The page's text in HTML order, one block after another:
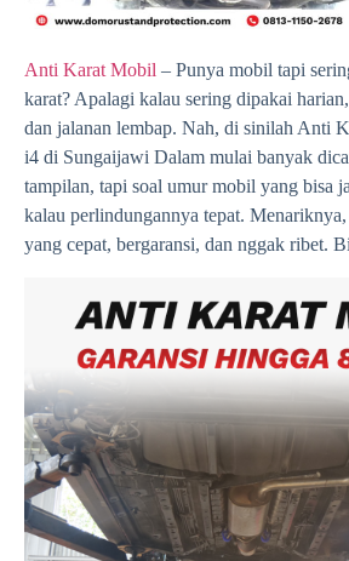
Anti Karat Mobil – Punya mobil tapi
karat? Apalagi kalau sering dipakai
dan jalanan lembap. Nah, di sinilah Anti
i4 di Sungaijawi Dalam mulai banyak
tampilan, tapi soal umur mobil yang bisa
kalau perlindungannya tepat.
yang cepat, bergaransi, dan nggak ribet.